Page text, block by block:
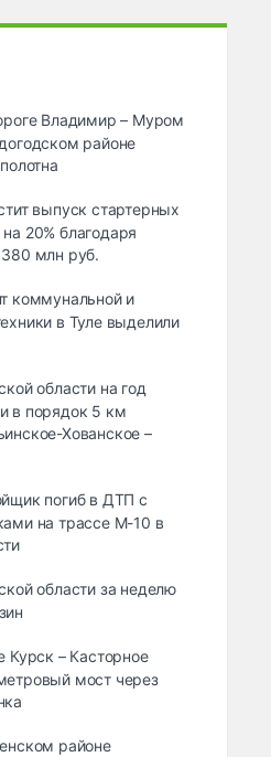
Владимир – Муром
районе
выпуск стартерных
20% благодаря
млн руб.
коммунальной и
в Туле выделили
области на год
в порядок 5 км
Хованское –
погиб в ДТП с
на трассе М-10 в
области за неделю
Курск – Касторное
мост через
районе